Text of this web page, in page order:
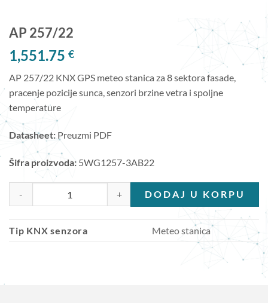
AP 257/22
1,551.75 €
AP 257/22 KNX GPS meteo stanica za 8 sektora fasade,
pracenje pozicije sunca, senzori brzine vetra i spoljne
temperature
Datasheet: Preuzmi PDF
Šifra proizvoda:5WG1257-3AB22
DODAJ U KORPU
Tip KNX senzora Meteo stanica